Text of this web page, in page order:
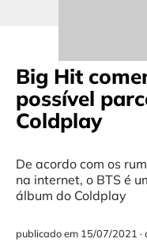
Big Hit
possível
Coldplay
De acordo com os
na internet, o BTS é
álbum do Coldplay
publicado em 15/07/2021 ·